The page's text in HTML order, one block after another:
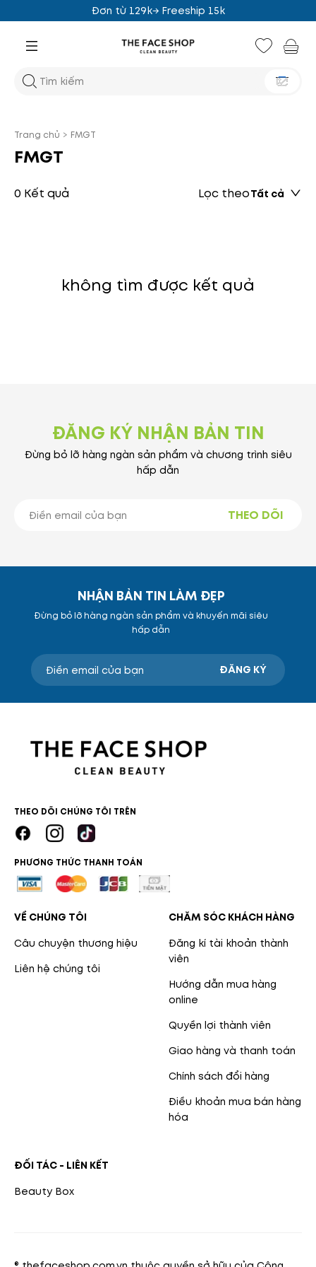
Đơn từ 129k→ Freeship 15k
Trang chủ > FMGT
FMGT
0 Kết quả Lọc theoTất cả
không tìm được kết quả
ĐĂNG KÝ NHẬN BẢN TIN
Đừng bỏ lỡ hàng ngàn sản phẩm và chương trình siêu
hấp dẫn
THEO DÕI
NHẬN BẢN TIN LÀM ĐẸP
Đừng bỏ lỡ hàng ngàn sản phẩm và khuyến mãi siêu
hấp dẫn
ĐĂNG KÝ
THEO DÕI CHÚNG TÔI TRÊN
PHƯƠNG THỨC THANH TOÁN
VỀ CHÚNG TÔI
Câu chuyện thương hiệu
Liên hệ chúng tôi
CHĂM SÓC KHÁCH HÀNG
Đăng kí tài khoản thành
viên
Hướng dẫn mua hàng
online
Quyền lợi thành viên
Giao hàng và thanh toán
Chính sách đổi hàng
Điều khoản mua bán hàng
hóa
ĐỐI TÁC - LIÊN KẾT
Beauty Box